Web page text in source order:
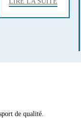
de qualité.